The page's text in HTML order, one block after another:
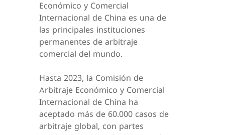
Económico y Comercial
Internacional de China es una de
las principales instituciones
permanentes de arbitraje
comercial del mundo.
Hasta 2023, la Comisión de
Arbitraje Económico y Comercial
Internacional de China ha
aceptado más de 60.000 casos de
arbitraje global, con partes